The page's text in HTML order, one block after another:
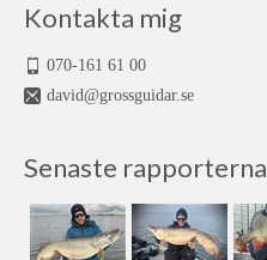
Kontakta mig
070-161 61 00
david@grossguidar.se
Senaste rapporterna